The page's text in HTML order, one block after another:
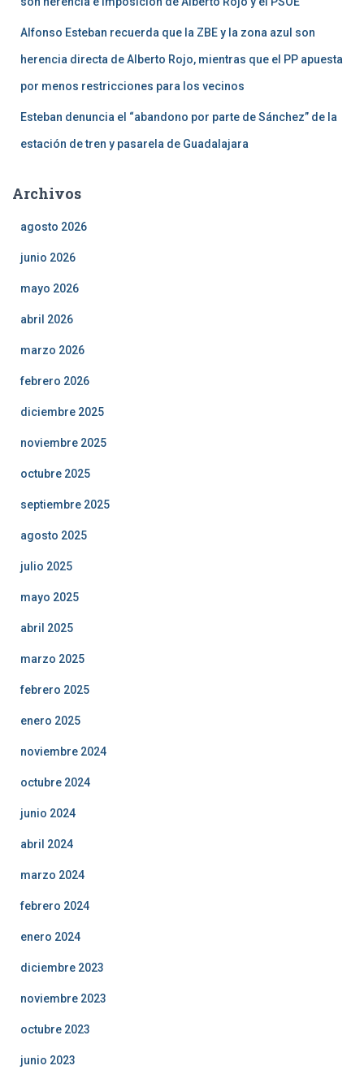
Alfonso Esteban recuerda que la ZBE y la zona azul son
herencia directa de Alberto Rojo, mientras que el PP apuesta
por menos restricciones para los vecinos
Esteban denuncia el “abandono por parte de Sánchez” de la
estación de tren y pasarela de Guadalajara
Archivos
agosto 2026
junio 2026
mayo 2026
abril 2026
marzo 2026
febrero 2026
diciembre 2025
noviembre 2025
octubre 2025
septiembre 2025
agosto 2025
julio 2025
mayo 2025
abril 2025
marzo 2025
febrero 2025
enero 2025
noviembre 2024
octubre 2024
junio 2024
abril 2024
marzo 2024
febrero 2024
enero 2024
diciembre 2023
noviembre 2023
octubre 2023
junio 2023